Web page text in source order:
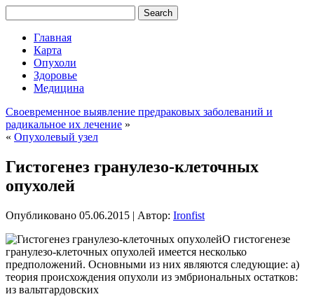
Главная
Карта
Опухоли
Здоровье
Медицина
Своевременное выявление предраковых заболеваний и
радикальное их лечение »
« Опухолевый узел
Гистогенез гранулезо-клеточных
опухолей
Опубликовано 05.06.2015 | Автор: Ironfist
О гистогенезе
гранулезо-клеточных опухолей имеется несколько
предположений. Основными из них являются следующие: а)
теория происхождения опухоли из эмбриональных остатков:
из вальтгардовских